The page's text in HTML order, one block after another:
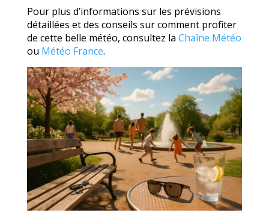
Pour plus d’informations sur les prévisions
détaillées et des conseils sur comment profiter
de cette belle météo, consultez la Chaîne Météo
ou Météo France.